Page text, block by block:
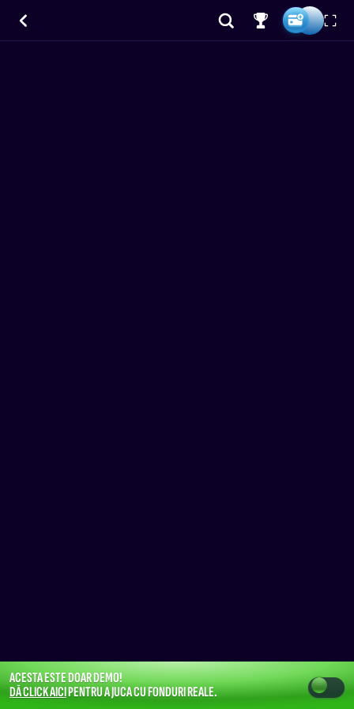
ACESTA ESTE DOAR DEMO!
DĂ CLICK AICIPENTRU A JUCA CU FONDURI REALE.